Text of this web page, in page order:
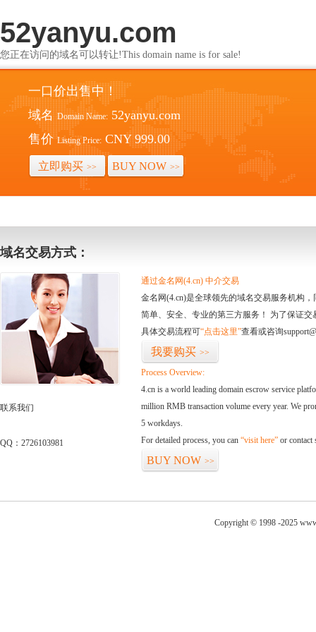
52yanyu.com
您正在访问的域名可以转让!This domain name is for sale!
一口价出售中！
域名 Domain Name: 52yanyu.com
售价 Listing Price: CNY 999.00
立即购买 >> BUY NOW >>
域名交易方式：
联系我们
QQ：2726103981
通过金名网(4.cn) 中介交易
金名网(4.cn)是全球领先的域名交易服务机构
简单、安全、专业的第三方服务！ 为了保证
具体交易流程可“点击这里”查看或咨询
我要购买 >>
Process Overview:
4.cn is a world leading domain escrow service
million RMB transaction volume every year. We
5 workdays.
For detailed process, you can “visit here” or contact
BUY NOW >>
Copyright © 1998 -2025